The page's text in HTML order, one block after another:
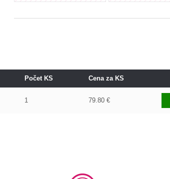
Počet KS Cena za KS
1 79.80 €